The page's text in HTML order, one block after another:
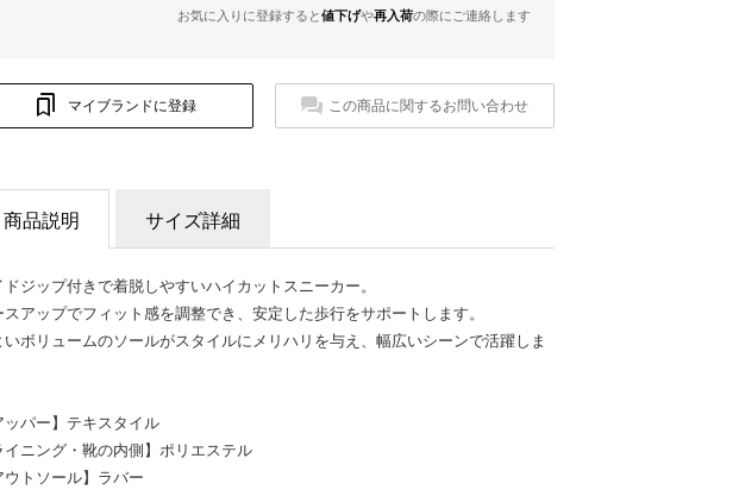
お気に入りに登録すると値下げや再入荷の際にご連絡します
マイブランドに登録 この商品に関するお問い合わせ
商品説明 サイズ詳細
ドジップ付きで着脱しやすいハイカットスニーカー。
スアップでフィット感を調整でき、安定した歩行をサポートします。
いボリュームのソールがスタイルにメリハリを与え、幅広いシーンで活躍しま
ッパー】テキスタイル
イニング・靴の内側】ポリエステル
ウトソール】ラバー